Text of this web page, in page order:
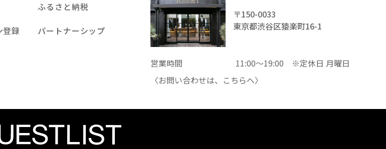
登録
ふるさと納税
パートナーシップ
〒150-0033
東京都渋谷区猿楽町16-1
営業時間
11:00～19:00 ※定休日 月曜日
〈お問い合わせは、 こちらへ〉